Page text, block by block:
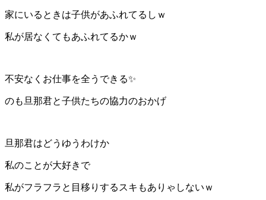
家にいるときは子供があふれてるしｗ
私が居なくてもあふれてるかｗ
不安なくお仕事を全うできる✨
のも旦那君と子供たちの協力のおかげ
旦那君はどうゆうわけか
私のことが大好きで
私がフラフラと目移りするスキもありゃしないｗ